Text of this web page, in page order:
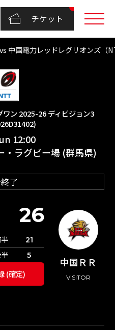
チケット
中国電力レッドレグリオンズ
ン 2025-26 ディビジョン3
12:00
・ラグビー場 (群馬県)
了
中国ＲＲ
VISITOR
26
21
5
(確定)